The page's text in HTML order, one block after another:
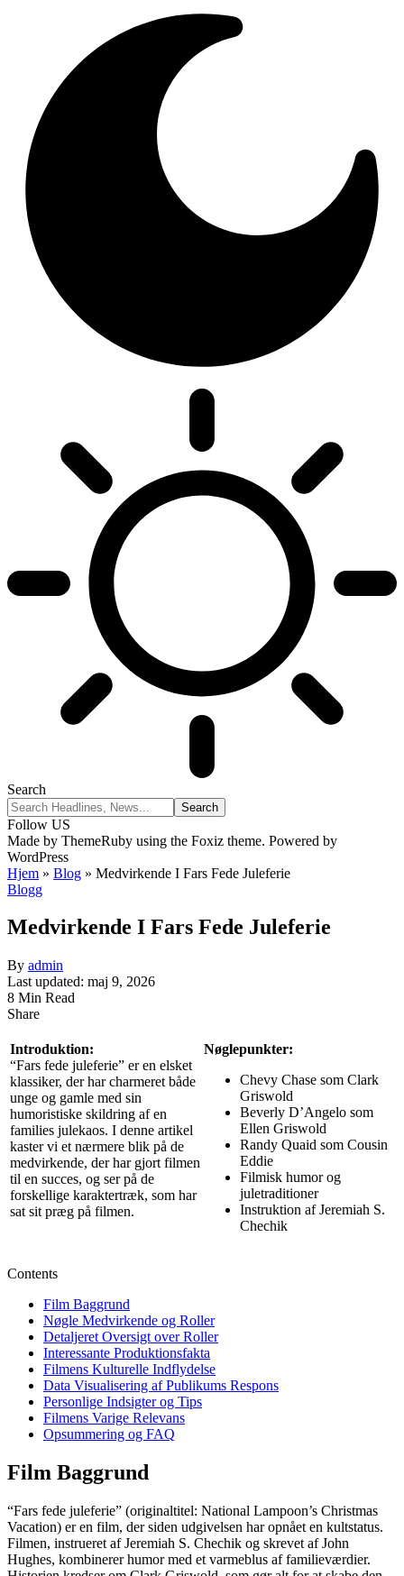
Search
Follow US
Made by ThemeRuby using the Foxiz theme. Powered by
WordPress
Hjem » Blog » Medvirkende I Fars Fede Juleferie
Blogg
Medvirkende I Fars Fede Juleferie
By admin
Last updated: maj 9, 2026
8 Min Read
Share
Introduktion:
“Fars fede juleferie” er en elsket
klassiker, der har charmeret både
unge og gamle med sin
humoristiske skildring af en
families julekaos. I denne artikel
kaster vi et nærmere blik på de
medvirkende, der har gjort filmen
til en succes, og ser på de
forskellige karaktertræk, som har
sat sit præg på filmen.
Nøglepunkter:
Chevy Chase som Clark
Griswold
Beverly D’Angelo som
Ellen Griswold
Randy Quaid som Cousin
Eddie
Filmisk humor og
juletraditioner
Instruktion af Jeremiah S.
Chechik
Contents
Film Baggrund
Nøgle Medvirkende og Roller
Detaljeret Oversigt over Roller
Interessante Produktionsfakta
Filmens Kulturelle Indflydelse
Data Visualisering af Publikums Respons
Personlige Indsigter og Tips
Filmens Varige Relevans
Opsummering og FAQ
Film Baggrund
“Fars fede juleferie” (originaltitel: National Lampoon’s Christmas
Vacation) er en film, der siden udgivelsen har opnået en kultstatus.
Filmen, instrueret af Jeremiah S. Chechik og skrevet af John
Hughes, kombinerer humor med et varmeblus af familieværdier.